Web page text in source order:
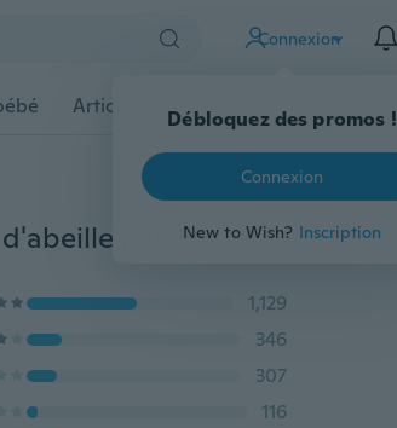
Connexion
Débloquez des promos !
Connexion
New to Wish? Inscription
Articles pour animaux domestiques
XS-XXL femme minceur sous-vêtements en nid d'abeille palais chaud 3D Super élastique sous-vêtements sans couture taille formateur corps Shaper sous-vêtements
1,129
346
307
116